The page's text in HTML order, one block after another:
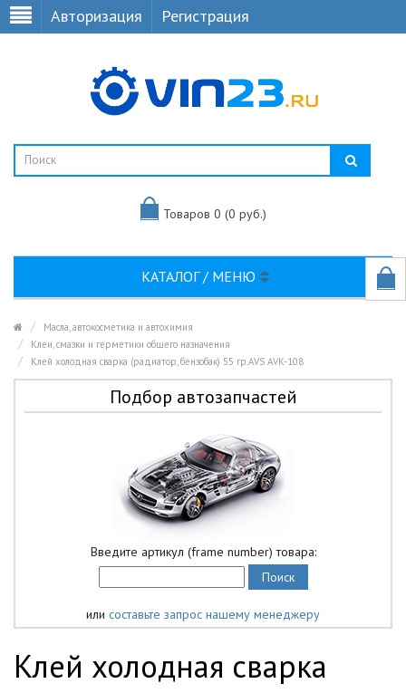
Авторизация Регистрация
Товаров 0 (0 руб.)
КАТАЛОГ / МЕНЮ
Масла, автокосметика и автохимия
Клеи, смазки и герметики общего назначения
Клей холодная сварка (радиатор, бензобак) 55 гр.AVS AVK-108
Подбор автозапчастей
Введите артикул (frame number) товара:
или составьте запрос нашему менеджеру
Клей холодная сварка